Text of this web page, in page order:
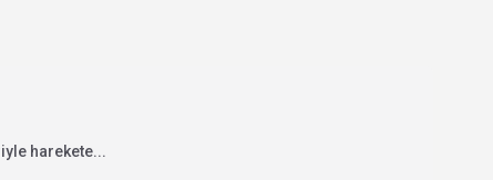
harekete...